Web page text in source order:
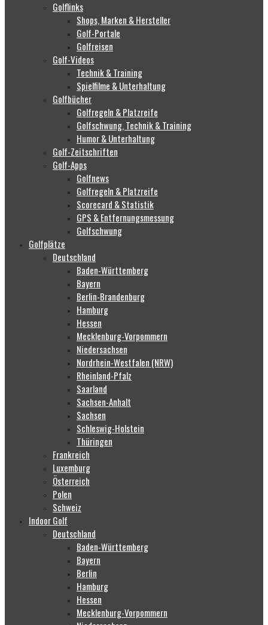
Golflinks
Shops, Marken & Hersteller
Golf-Portale
Golfreisen
Golf-Videos
Technik & Training
Spielfilme & Unterhaltung
Golfbücher
Golfregeln & Platzreife
Golfschwung, Technik & Training
Humor & Unterhaltung
Golf-Zeitschriften
Golf-Apps
Golfnews
Golfregeln & Platzreife
Scorecard & Statistik
GPS & Entfernungsmessung
Golfschwung
Golfplätze
Deutschland
Baden-Württemberg
Bayern
Berlin-Brandenburg
Hamburg
Hessen
Mecklenburg-Vorpommern
Niedersachsen
Nordrhein-Westfalen (NRW)
Rheinland-Pfalz
Saarland
Sachsen-Anhalt
Sachsen
Schleswig-Holstein
Thüringen
Frankreich
Luxemburg
Österreich
Polen
Schweiz
Indoor Golf
Deutschland
Baden-Württemberg
Bayern
Berlin
Hamburg
Hessen
Mecklenburg-Vorpommern